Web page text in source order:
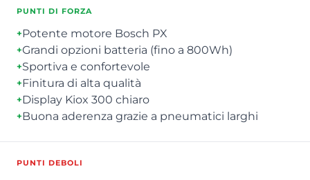
PUNTI DI FORZA
+Potente motore Bosch PX
+Grandi opzioni batteria (fino a 800Wh)
+Sportiva e confortevole
+Finitura di alta qualità
+Display Kiox 300 chiaro
+Buona aderenza grazie a pneumatici larghi
PUNTI DEBOLI